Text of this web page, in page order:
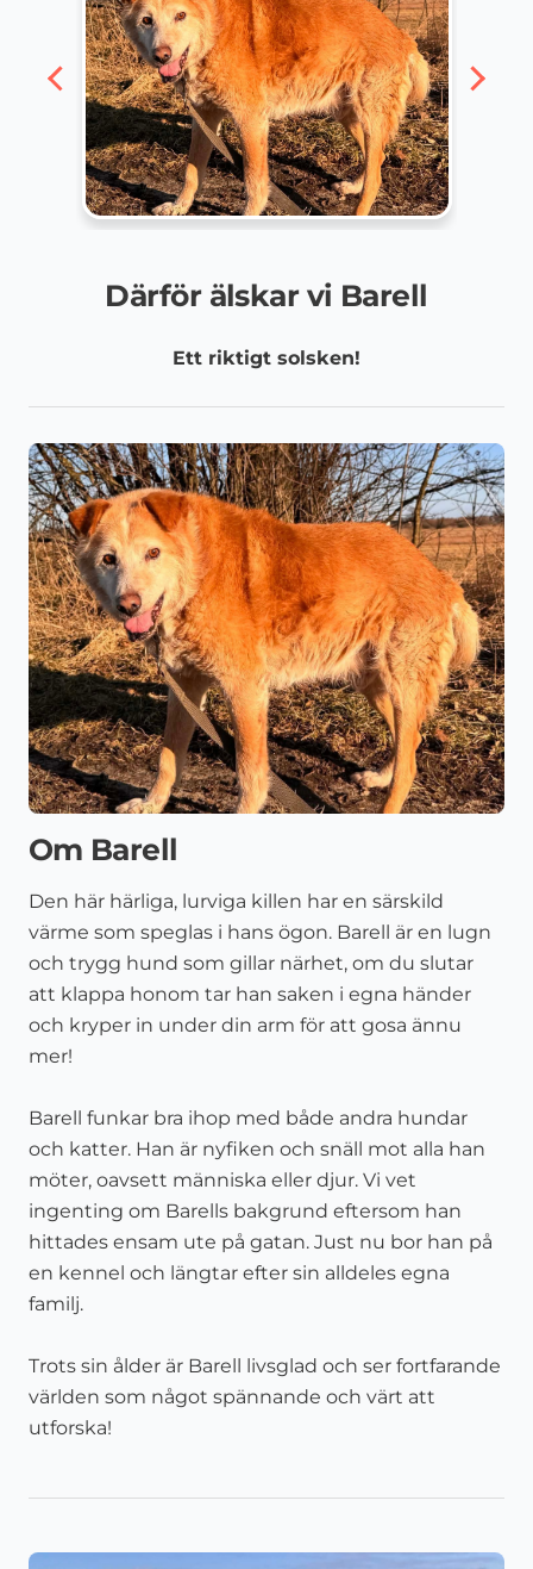
Därför älskar vi Barell
Ett riktigt solsken!
Om Barell
Den här härliga, lurviga killen har en särskild
värme som speglas i hans ögon. Barell är en lugn
och trygg hund som gillar närhet, om du slutar
att klappa honom tar han saken i egna händer
och kryper in under din arm för att gosa ännu
mer!
Barell funkar bra ihop med både andra hundar
och katter. Han är nyfiken och snäll mot alla han
möter, oavsett människa eller djur. Vi vet
ingenting om Barells bakgrund eftersom han
hittades ensam ute på gatan. Just nu bor han på
en kennel och längtar efter sin alldeles egna
familj.
Trots sin ålder är Barell livsglad och ser fortfarande
världen som något spännande och värt att
utforska!